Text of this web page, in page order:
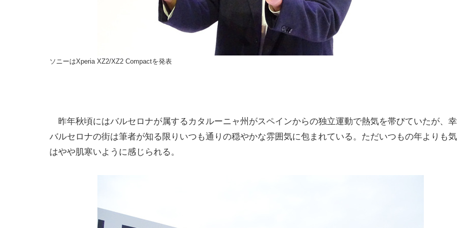
ソニーはXperia XZ2/XZ2 Compactを発表
昨年秋頃にはバルセロナが属するカタルーニャ州がスペインからの独立運動で熱気を帯びていたが、
バルセロナの街は筆者が知る限りいつも通りの穏やかな雰囲気に包まれている。ただいつもの年よりも
はやや肌寒いように感じられる。